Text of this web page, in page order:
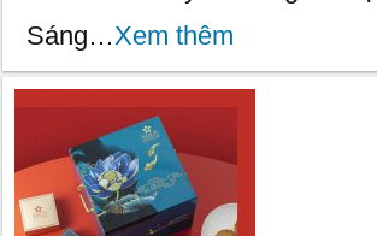
Sáng…Xem thêm